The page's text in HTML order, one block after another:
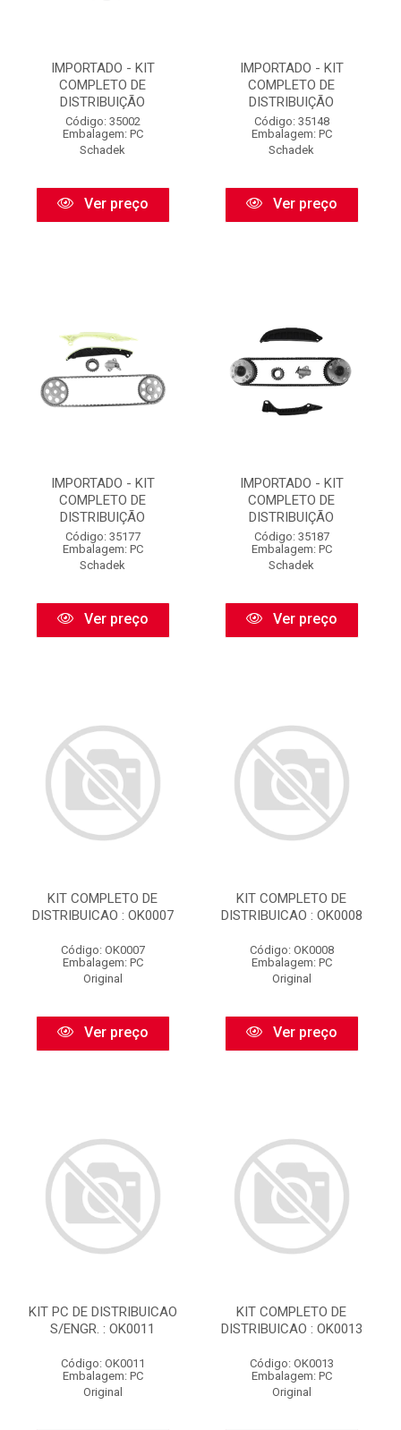
IMPORTADO - KIT
COMPLETO DE
DISTRIBUIÇÃO
Código: 35002
Embalagem: PC
Schadek
Ver preço
IMPORTADO - KIT
COMPLETO DE
DISTRIBUIÇÃO
Código: 35148
Embalagem: PC
Schadek
Ver preço
IMPORTADO - KIT
COMPLETO DE
DISTRIBUIÇÃO
Código: 35177
Embalagem: PC
Schadek
Ver preço
IMPORTADO - KIT
COMPLETO DE
DISTRIBUIÇÃO
Código: 35187
Embalagem: PC
Schadek
Ver preço
KIT COMPLETO DE
DISTRIBUICAO : OK0007
Código: OK0007
Embalagem: PC
Original
Ver preço
KIT COMPLETO DE
DISTRIBUICAO : OK0008
Código: OK0008
Embalagem: PC
Original
Ver preço
KIT PC DE DISTRIBUICAO
S/ENGR. : OK0011
Código: OK0011
Embalagem: PC
Original
KIT COMPLETO DE
DISTRIBUICAO : OK0013
Código: OK0013
Embalagem: PC
Original